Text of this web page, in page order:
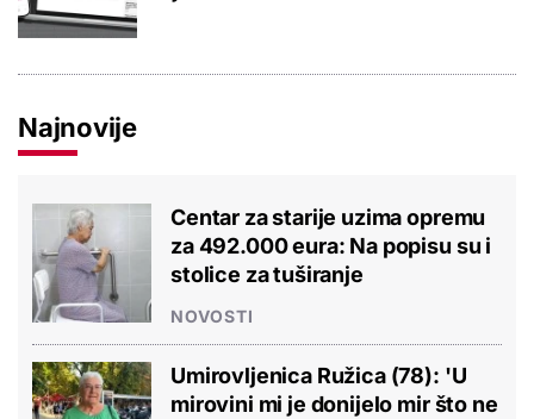
Najnovije
Centar za starije uzima opremu
za 492.000 eura: Na popisu su i
stolice za tuširanje
NOVOSTI
Umirovljenica Ružica (78): 'U
mirovini mi je donijelo mir što ne